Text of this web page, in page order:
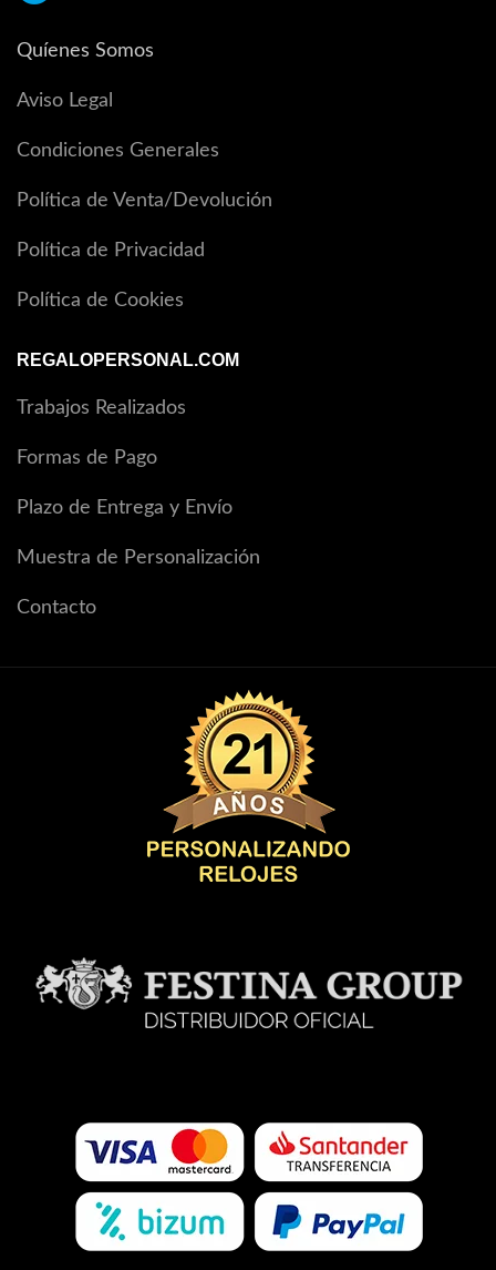
Quíenes Somos
Aviso Legal
Condiciones Generales
Política de Venta/Devolución
Política de Privacidad
Política de Cookies
REGALOPERSONAL.COM
Trabajos Realizados
Formas de Pago
Plazo de Entrega y Envío
Muestra de Personalización
Contacto